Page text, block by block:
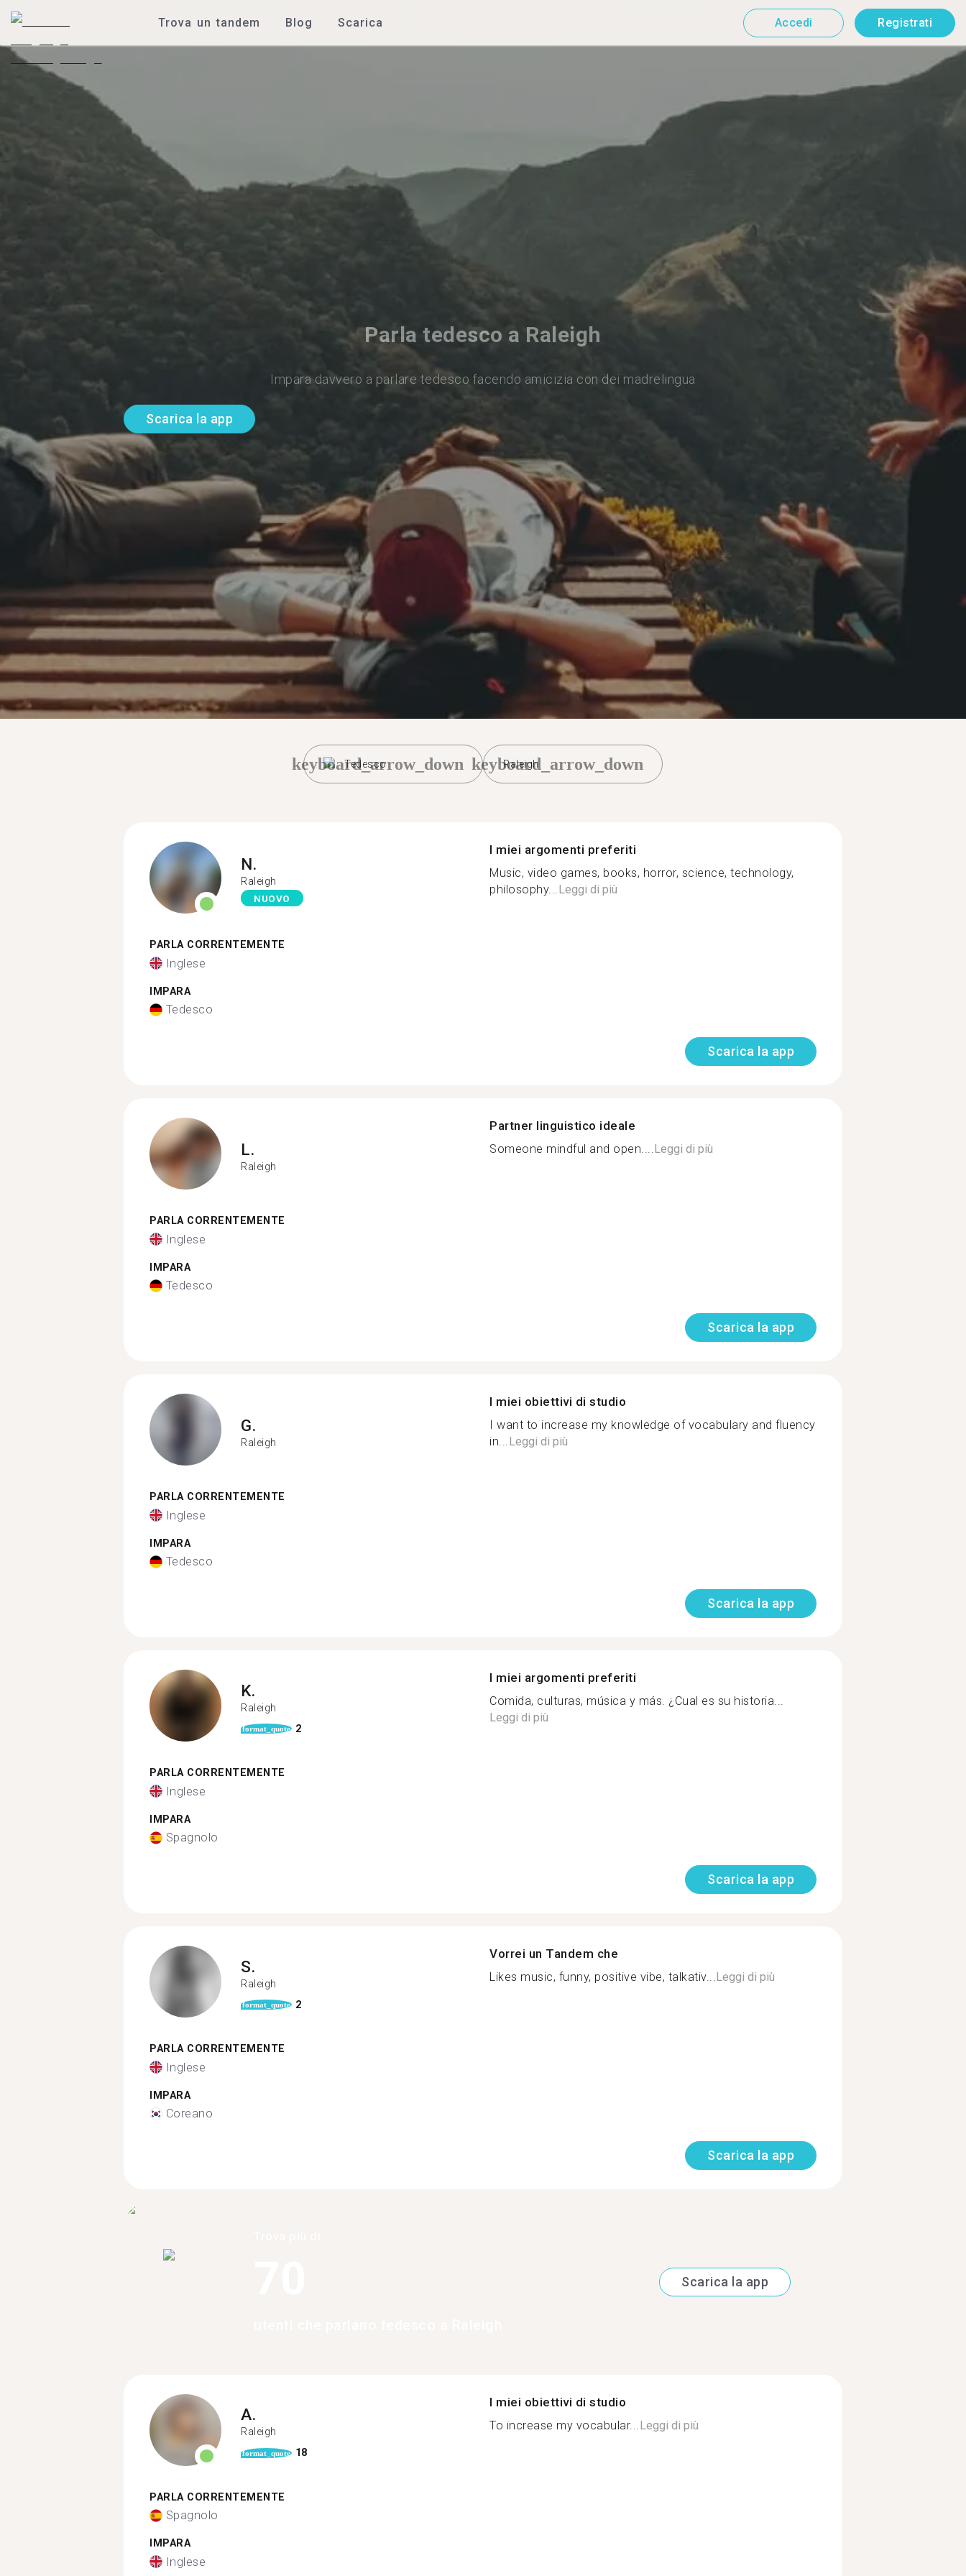
Trova un tandem Blog Scarica Accedi Registrati
Parla tedesco a Raleigh
Impara davvero a parlare tedesco facendo amicizia con dei madrelingua
Scarica la app
Tedesco
keyboard_arrow_down Raleigh
keyboard_arrow_down
N.
Raleigh
NUOVO
PARLA CORRENTEMENTE
Inglese
IMPARA
Tedesco
I miei argomenti preferiti
Music, video games, books, horror, science, technology,
philosophy...Leggi di più
Scarica la app
L.
Raleigh
PARLA CORRENTEMENTE
Inglese
IMPARA
Tedesco
Partner linguistico ideale
Someone mindful and open....Leggi di più
Scarica la app
G.
Raleigh
PARLA CORRENTEMENTE
Inglese
IMPARA
Tedesco
I miei obiettivi di studio
I want to increase my knowledge of vocabulary and fluency
in...Leggi di più
Scarica la app
K.
Raleigh
format_quote 2
PARLA CORRENTEMENTE
Inglese
IMPARA
Spagnolo
I miei argomenti preferiti
Comida, culturas, música y más. ¿Cual es su historia...
Leggi di più
Scarica la app
S.
Raleigh
format_quote 2
PARLA CORRENTEMENTE
Inglese
IMPARA
Coreano
Vorrei un Tandem che
Likes music, funny, positive vibe, talkativ...Leggi di più
Scarica la app
Scarica la app
A.
Raleigh
format_quote 18
PARLA CORRENTEMENTE
Spagnolo
IMPARA
Inglese
I miei obiettivi di studio
To increase my vocabular... Leggi di più